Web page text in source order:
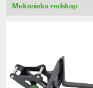
Mekaniska redskap